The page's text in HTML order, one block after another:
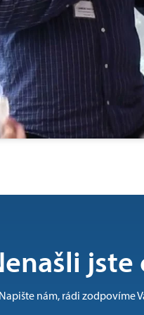
jste
nám, rádi zodpovíme